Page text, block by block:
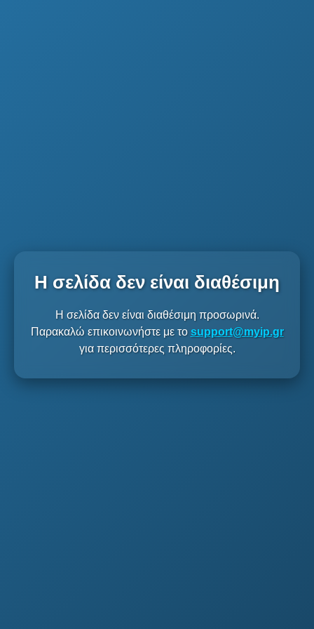
Η σελίδα δεν είναι διαθέσιμη
Η σελίδα δεν είναι διαθέσιμη προσωρινά.
Παρακαλώ επικοινωνήστε με το support@myip.gr
για περισσότερες πληροφορίες.